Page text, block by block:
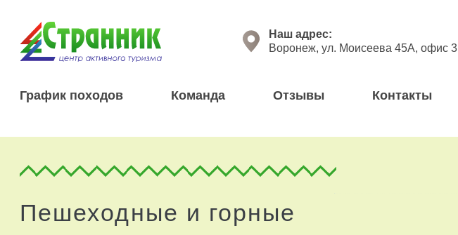
Наш адрес:
Воронеж, ул. Моисеева 45А, офис 3
График походов Команда Отзывы Контакты
Пешеходные и горные